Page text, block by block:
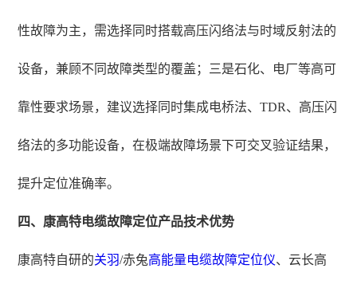
性故障为主，需选择同时搭载高压闪络法与时域反射法的
设备，兼顾不同故障类型的覆盖；三是石化、电厂等高可
靠性要求场景，建议选择同时集成电桥法、TDR、高压闪
络法的多功能设备，在极端故障场景下可交叉验证结果，
提升定位准确率。
四、康高特电缆故障定位产品技术优势
康高特自研的关羽/赤兔高能量电缆故障定位仪、云长高